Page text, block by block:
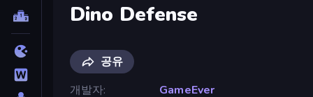
Dino Defense
공유
개발자
GameEver